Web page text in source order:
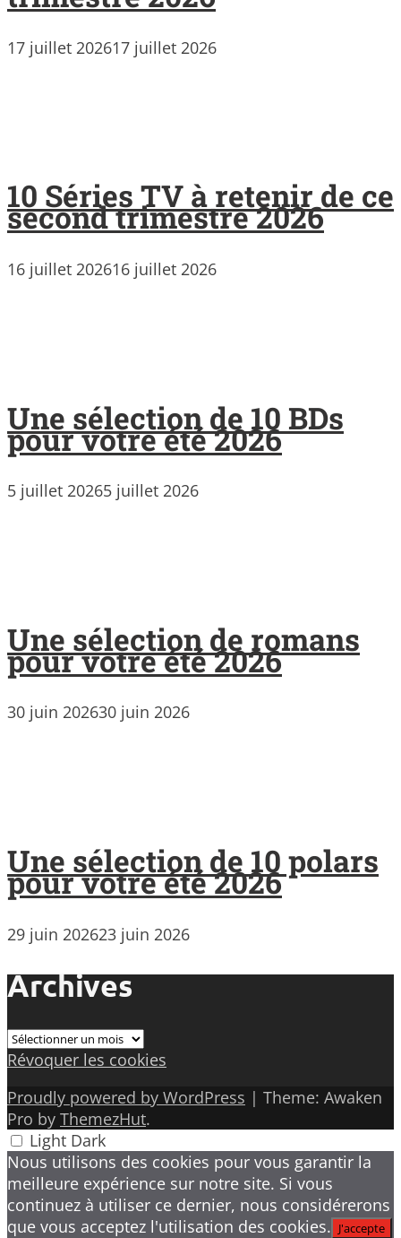
17 juillet 202617 juillet 2026
10 Séries TV à retenir de ce
second trimestre 2026
16 juillet 202616 juillet 2026
Une sélection de 10 BDs
pour votre été 2026
5 juillet 20265 juillet 2026
Une sélection de romans
pour votre été 2026
30 juin 202630 juin 2026
Une sélection de 10 polars
pour votre été 2026
29 juin 202623 juin 2026
Archives
Archives
Révoquer les cookies
Proudly powered by WordPress | Theme: Awaken
Pro by ThemezHut.
Light Dark
Nous utilisons des cookies pour vous garantir la
meilleure expérience sur notre site. Si vous
continuez à utiliser ce dernier, nous considérerons
que vous acceptez l'utilisation des cookies. J'accepte